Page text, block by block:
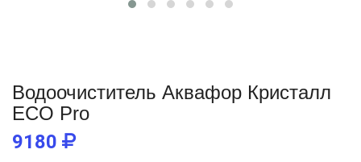
Водоочиститель Аквафор Кристалл
ECO Pro
9180